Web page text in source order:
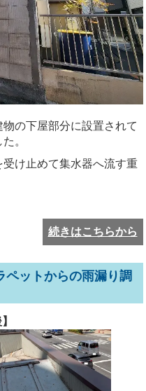
物の下屋部分に設置さ れて
た。
受け 止めて集水器へ流す重
続きはこちらから
ペットからの雨漏り調